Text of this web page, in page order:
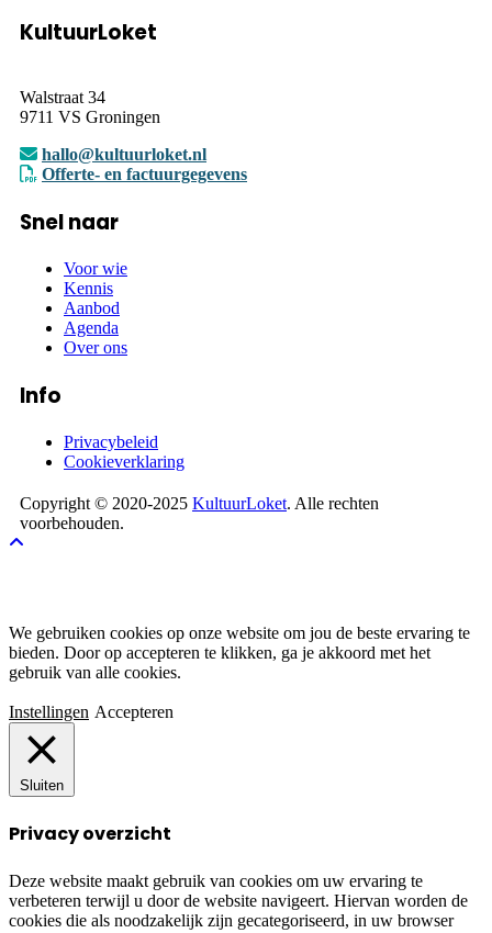
KultuurLoket
Walstraat 34
9711 VS Groningen
hallo@kultuurloket.nl
Offerte- en factuurgegevens
Snel naar
Voor wie
Kennis
Aanbod
Agenda
Over ons
Info
Privacybeleid
Cookieverklaring
Copyright © 2020-2025 KultuurLoket. Alle rechten
voorbehouden.
We gebruiken cookies op onze website om jou de beste ervaring te
bieden. Door op accepteren te klikken, ga je akkoord met het
gebruik van alle cookies.
Instellingen Accepteren
Sluiten
Privacy overzicht
Deze website maakt gebruik van cookies om uw ervaring te
verbeteren terwijl u door de website navigeert. Hiervan worden de
cookies die als noodzakelijk zijn gecategoriseerd, in uw browser